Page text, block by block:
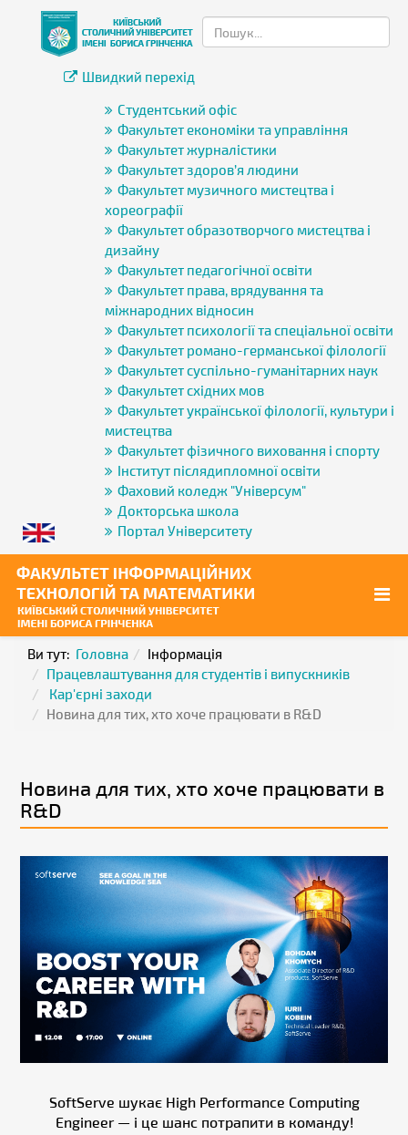
Швидкий перехід
Студентський офіс
Факультет економіки та управління
Факультет журналістики
Факультет здоров’я людини
Факультет музичного мистецтва і
хореографії
Факультет образотворчого мистецтва і
дизайну
Факультет педагогічної освіти
Факультет права, врядування та
міжнародних відносин
Факультет психології та спеціальної освіти
Факультет романо-германської філології
Факультет суспільно-гуманітарних наук
Факультет східних мов
Факультет української філології, культури і
мистецтва
Факультет фізичного виховання і спорту
Інститут післядипломної освіти
Фаховий коледж "Універсум"
Докторська школа
Портал Університету
Ви тут: Головна
Інформація
Працевлаштування для студентів і випускників
Кар'єрні заходи
Новина для тих, хто хоче працювати в R&D
Новина для тих, хто хоче працювати в
R&D
SoftServe шукає High Performance Computing
Engineer — і це шанс потрапити в команду!